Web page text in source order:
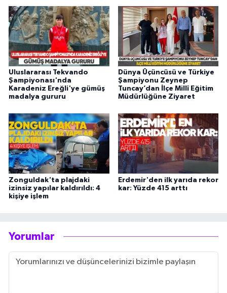
Uluslararası Tekvando
Şampiyonası'nda
Karadeniz Ereğli'ye gümüş
madalya gururu
Dünya Üçüncüsü ve Türkiye
Şampiyonu Zeynep
Tuncay’dan İlçe Millî Eğitim
Müdürlüğüne Ziyaret
Zonguldak'ta plajdaki
izinsiz yapılar kaldırıldı: 4
kişiye işlem
Erdemir'den ilk yarıda rekor
kar: Yüzde 415 arttı
Yorumlar